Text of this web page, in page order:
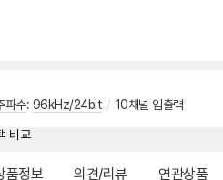
파수: 96kHz/24bit / 10채널 입출력
품정보 의견/리뷰 연관상품